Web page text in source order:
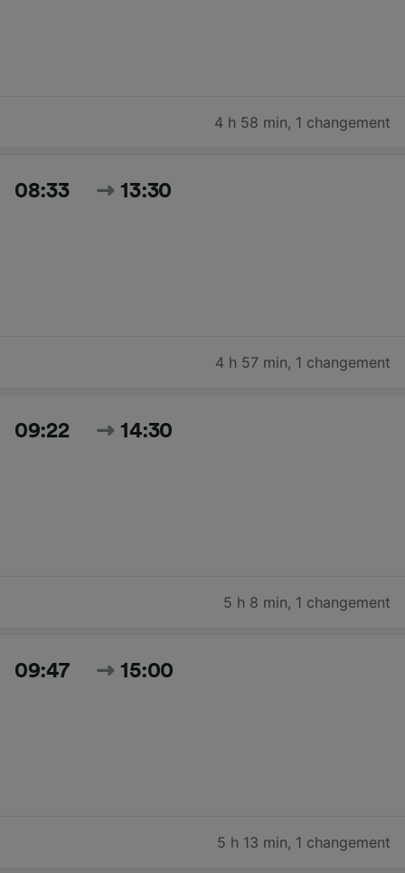
4 h 58 min, 1 changement
08:33 13:30
4 h 57 min, 1 changement
09:22 14:30
5 h 8 min, 1 changement
09:47 15:00
5 h 13 min, 1 changement